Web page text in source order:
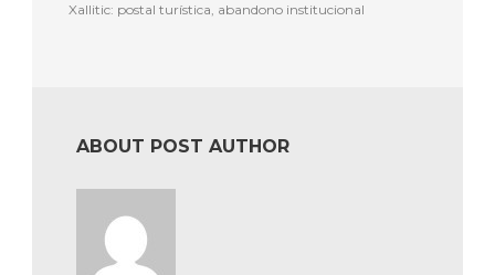
Xallitic: postal turística, abandono institucional
ABOUT POST AUTHOR